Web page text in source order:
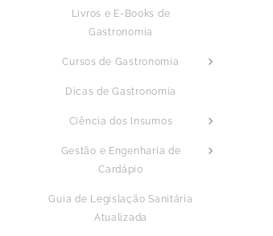
Livros e E-Books de
Gastronomia
Cursos de Gastronomia
Dicas de Gastronomia
Ciência dos Insumos
Gestão e Engenharia de
Cardápio
Guia de Legislação Sanitária
Atualizada